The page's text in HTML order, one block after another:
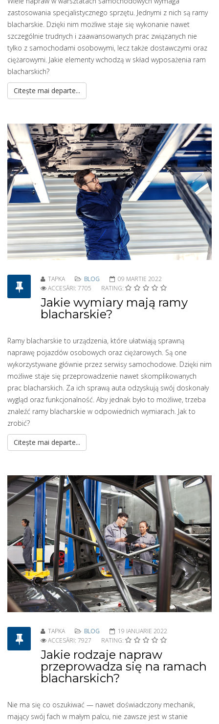
zastosowania specjalistycznego sprzętu. Jednymi z nich są ramy
blacharskie. Dzięki nim możliwe staje się wykonanie nawet
szczególnie trudnych i zaawansowanych prac związanych nie
tylko z samochodami osobowymi, lecz także dostawczymi oraz
ciężarowymi. Jakie elementy wchodzą w skład wyposażenia ram
blacharskich?
Citește mai departe...
TAPKA BLOG
09 MARTIE 2022
ACCESĂRI: 7705
RATING:
Jakie wymiary mają ramy
blacharskie?
Ramy blacharskie to urządzenia, które ułatwiają sprawną
naprawę pojazdów osobowych oraz ciężarowych. Są one
wykorzystywane głównie przez serwisy samochodowe. Dzięki nim
możliwe staje się przeprowadzenie nawet skomplikowanych
prac blacharskich. Za ich sprawą auta odzyskują swój doskonały
wygląd oraz funkcjonalność. Aby jednak było to możliwe, trzeba
znaleźć ramy blacharskie w odpowiednich wymiarach. Jak to
zrobić?
Citește mai departe...
TAPKA BLOG
19 IANUARIE 2022
ACCESĂRI: 7927
RATING:
Jakie rodzaje napraw
przeprowadza się na ramach
blacharskich?
Nie ma się co oszukiwać — nawet doświadczony mechanik,
mający swój fach w małym palcu, nie zawsze jest w stanie